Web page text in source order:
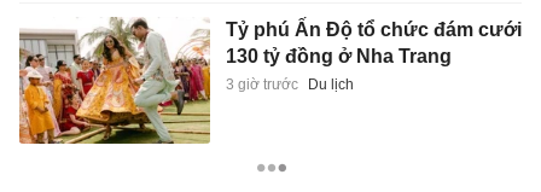
Tỷ phú Ấn Độ tổ chức đám cưới
130 tỷ đồng ở Nha Trang
3 giờ trước Du lịch